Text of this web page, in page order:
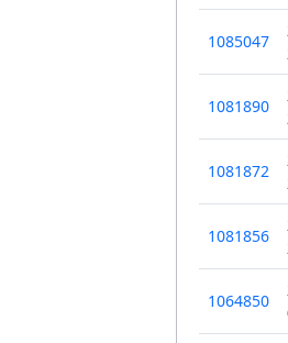
1085047
1081890
1081872
1081856
1064850